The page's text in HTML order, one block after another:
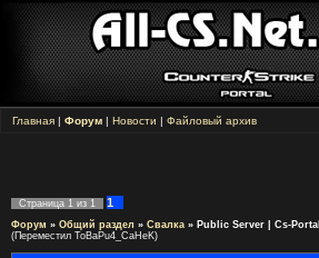
Главная | Форум | Новости | Файловый архив
Страница 1 из 1 1
Форум » Общий раздел » Свалка » Public Server | Cs-Portal
(Переместил ToBaPu4_CaHeK)